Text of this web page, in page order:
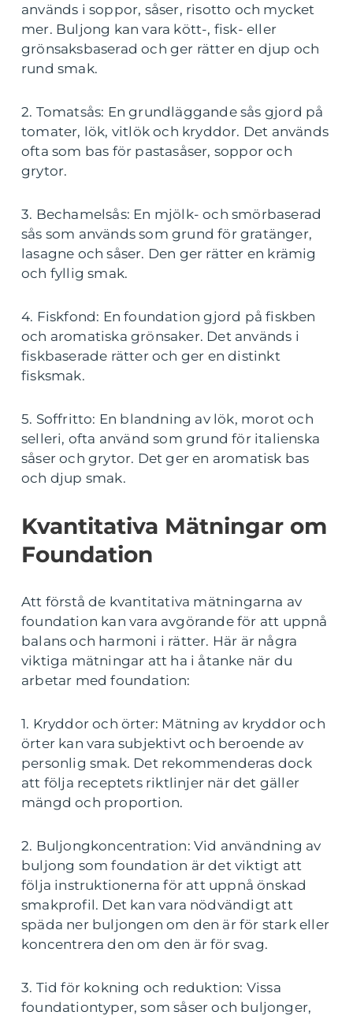
används i soppor, såser, risotto och mycket
mer. Buljong kan vara kött-, fisk- eller
grönsaksbaserad och ger rätter en djup och
rund smak.
2. Tomatsås: En grundläggande sås gjord på
tomater, lök, vitlök och kryddor. Det används
ofta som bas för pastasåser, soppor och
grytor.
3. Bechamelsås: En mjölk- och smörbaserad
sås som används som grund för gratänger,
lasagne och såser. Den ger rätter en krämig
och fyllig smak.
4. Fiskfond: En foundation gjord på fiskben
och aromatiska grönsaker. Det används i
fiskbaserade rätter och ger en distinkt
fisksmak.
5. Soffritto: En blandning av lök, morot och
selleri, ofta använd som grund för italienska
såser och grytor. Det ger en aromatisk bas
och djup smak.
Kvantitativa Mätningar om
Foundation
Att förstå de kvantitativa mätningarna av
foundation kan vara avgörande för att uppnå
balans och harmoni i rätter. Här är några
viktiga mätningar att ha i åtanke när du
arbetar med foundation:
1. Kryddor och örter: Mätning av kryddor och
örter kan vara subjektivt och beroende av
personlig smak. Det rekommenderas dock
att följa receptets riktlinjer när det gäller
mängd och proportion.
2. Buljongkoncentration: Vid användning av
buljong som foundation är det viktigt att
följa instruktionerna för att uppnå önskad
smakprofil. Det kan vara nödvändigt att
späda ner buljongen om den är för stark eller
koncentrera den om den är för svag.
3. Tid för kokning och reduktion: Vissa
foundationtyper, som såser och buljonger,